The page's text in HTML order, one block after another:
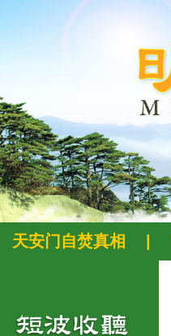
天安门自焚真相